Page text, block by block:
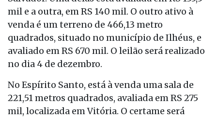
mil e a outra, em RS 140 mil. O outro ativo à
venda é um terreno de 466,13 metro
quadrados, situado no município de Ilhéus, e
avaliado em RS 670 mil. O leilão será realizado
no dia 4 de dezembro.
No Espírito Santo, está à venda uma sala de
221,51 metros quadrados, avaliada em RS 275
mil, localizada em Vitória. O certame será